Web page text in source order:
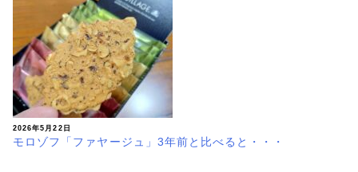
2026年5月22日
モロゾフ「ファヤージュ」3年前と比べると・・・